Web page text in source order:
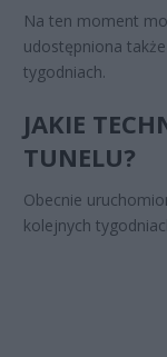
Na ten moment
udostępniona
tygodniach.
JAKIE
TUNELU?
Obecnie
kolejnych